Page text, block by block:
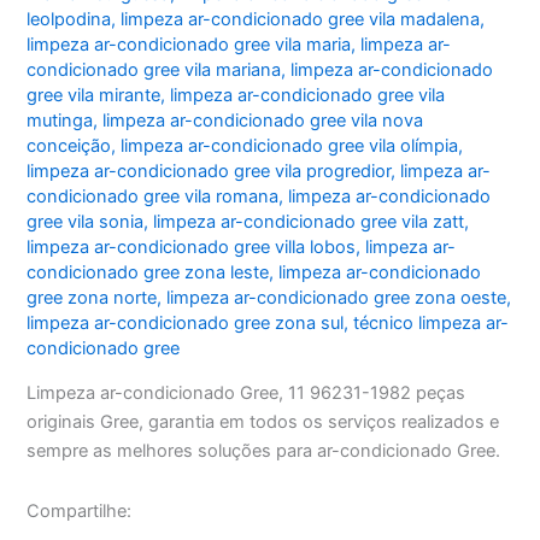
leolpodina, limpeza ar-condicionado gree vila madalena,
limpeza ar-condicionado gree vila maria, limpeza ar-
condicionado gree vila mariana, limpeza ar-condicionado
gree vila mirante, limpeza ar-condicionado gree vila
mutinga, limpeza ar-condicionado gree vila nova
conceição, limpeza ar-condicionado gree vila olímpia,
limpeza ar-condicionado gree vila progredior, limpeza ar-
condicionado gree vila romana, limpeza ar-condicionado
gree vila sonia, limpeza ar-condicionado gree vila zatt,
limpeza ar-condicionado gree villa lobos, limpeza ar-
condicionado gree zona leste, limpeza ar-condicionado
gree zona norte, limpeza ar-condicionado gree zona oeste,
limpeza ar-condicionado gree zona sul,técnico limpeza ar-
condicionado gree
Limpeza ar-condicionado Gree, 11 96231-1982 peças
originais Gree, garantia em todos os serviços realizados e
sempre as melhores soluções para ar-condicionado Gree.
Compartilhe: